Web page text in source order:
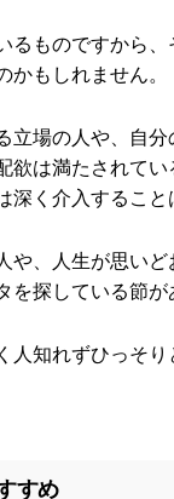
るものですから
かもしれません。
立場の人や、自
欲は満たされて
深く介入すること
や、人生が思い
を探している節が
人知れずひっそ
すめ